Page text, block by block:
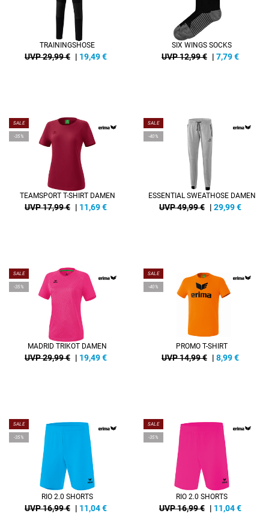
TRAININGSHOSE
UVP 29,99 € | 19,49€
SIX WINGS SOCKS
UVP 12,99 € | 7,79€
SALE
-35%
TEAMSPORT T-SHIRT DAMEN
UVP 17,99 € | 11,69€
SALE
-40%
ESSENTIAL SWEATHOSE DAMEN
UVP 49,99 € | 29,99€
SALE
-35%
MADRID TRIKOT DAMEN
UVP 29,99 € | 19,49€
SALE
-40%
PROMO T-SHIRT
UVP 14,99 € | 8,99€
SALE
-35%
RIO 2.0 SHORTS
UVP 16,99 € | 11,04€
SALE
-35%
RIO 2.0 SHORTS
UVP 16,99 € | 11,04€